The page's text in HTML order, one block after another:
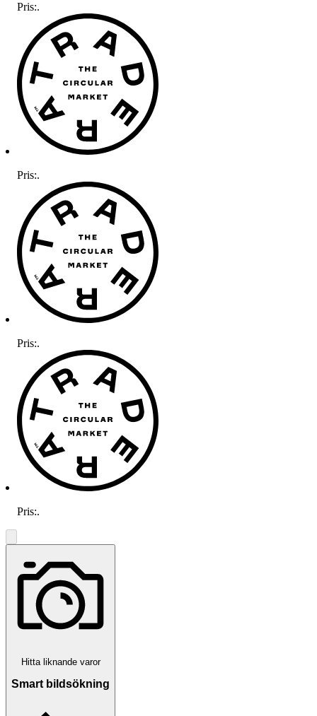
Pris:.
Pris:.
Pris:.
Pris:.
Hitta liknande varor
Smart bildsökning